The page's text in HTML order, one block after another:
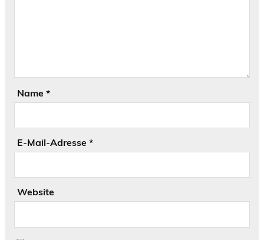
Name *
E-Mail-Adresse *
Website